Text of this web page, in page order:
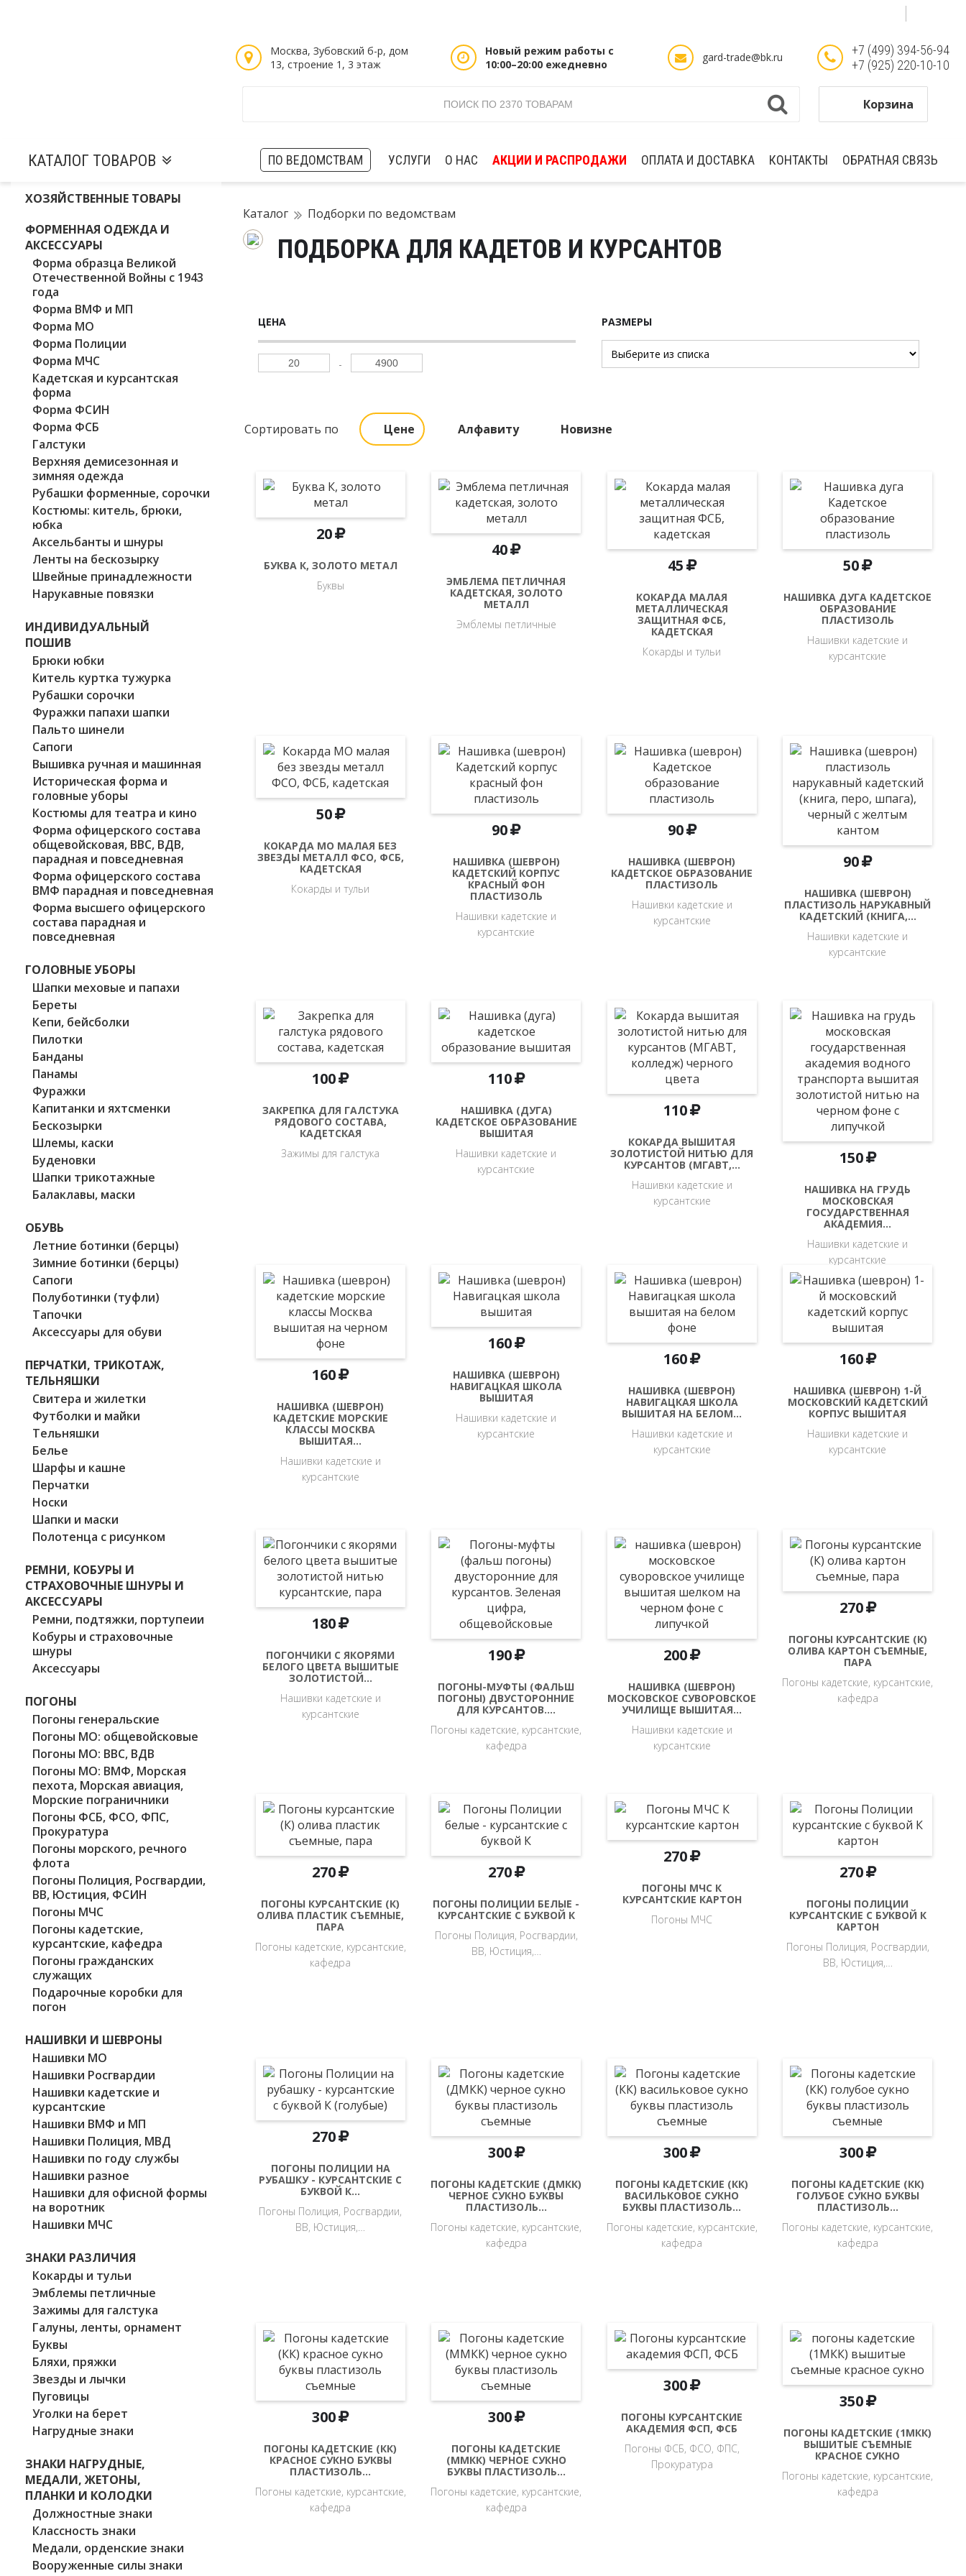
Москва, Зубовский б-р, дом
13, строение 1, 3 этаж
Новый режим работы с
10:00–20:00 ежедневно
gard-trade@bk.ru
+7 (499) 394-56-94
+7 (925) 220-10-10
Корзина
ПО ВЕДОМСТВАМ УСЛУГИ О НАС АКЦИИ И РАСПРОДАЖИ ОПЛАТА И ДОСТАВКА КОНТАКТЫ ОБРАТНАЯ СВЯЗЬ
КАТАЛОГ ТОВАРОВ
ХОЗЯЙСТВЕННЫЕ ТОВАРЫ
ФОРМЕННАЯ ОДЕЖДА И
АКСЕССУАРЫ
Форма образца Великой
Отечественной Войны с 1943
года
Форма ВМФ и МП
Форма МО
Форма Полиции
Форма МЧС
Кадетская и курсантская
форма
Форма ФСИН
Форма ФСБ
Галстуки
Верхняя демисезонная и
зимняя одежда
Рубашки форменные, сорочки
Костюмы: китель, брюки,
юбка
Аксельбанты и шнуры
Ленты на бескозырку
Швейные принадлежности
Нарукавные повязки
ИНДИВИДУАЛЬНЫЙ
ПОШИВ
Брюки юбки
Китель куртка тужурка
Рубашки сорочки
Фуражки папахи шапки
Пальто шинели
Сапоги
Вышивка ручная и машинная
Историческая форма и
головные уборы
Костюмы для театра и кино
Форма офицерского состава
общевойсковая, ВВС, ВДВ,
парадная и повседневная
Форма офицерского состава
ВМФ парадная и повседневная
Форма высшего офицерского
состава парадная и
повседневная
ГОЛОВНЫЕ УБОРЫ
Шапки меховые и папахи
Береты
Кепи, бейсболки
Пилотки
Банданы
Панамы
Фуражки
Капитанки и яхтсменки
Бескозырки
Шлемы, каски
Буденовки
Шапки трикотажные
Балаклавы, маски
ОБУВЬ
Летние ботинки (берцы)
Зимние ботинки (берцы)
Сапоги
Полуботинки (туфли)
Тапочки
Аксессуары для обуви
ПЕРЧАТКИ, ТРИКОТАЖ,
ТЕЛЬНЯШКИ
Свитера и жилетки
Футболки и майки
Тельняшки
Белье
Шарфы и кашне
Перчатки
Носки
Шапки и маски
Полотенца с рисунком
РЕМНИ, КОБУРЫ И
СТРАХОВОЧНЫЕ ШНУРЫ И
АКСЕССУАРЫ
Ремни, подтяжки, портупеии
Кобуры и страховочные
шнуры
Аксессуары
ПОГОНЫ
Погоны генеральские
Погоны МО: общевойсковые
Погоны МО: ВВС, ВДВ
Погоны МО: ВМФ, Морская
пехота, Морская авиация,
Морские пограничники
Погоны ФСБ, ФСО, ФПС,
Прокуратура
Погоны морского, речного
флота
Погоны Полиция, Росгвардии,
ВВ, Юстиция, ФСИН
Погоны МЧС
Погоны кадетские,
курсантские, кафедра
Погоны гражданских
служащих
Подарочные коробки для
погон
НАШИВКИ И ШЕВРОНЫ
Нашивки МО
Нашивки Росгвардии
Нашивки кадетские и
курсантские
Нашивки ВМФ и МП
Нашивки Полиция, МВД
Нашивки по году службы
Нашивки разное
Нашивки для офисной формы
на воротник
Нашивки МЧС
ЗНАКИ РАЗЛИЧИЯ
Кокарды и тульи
Эмблемы петличные
Зажимы для галстука
Галуны, ленты, орнамент
Буквы
Бляхи, пряжки
Звезды и лычки
Пуговицы
Уголки на берет
Нагрудные знаки
ЗНАКИ НАГРУДНЫЕ,
МЕДАЛИ, ЖЕТОНЫ,
ПЛАНКИ И КОЛОДКИ
Должностные знаки
Классность знаки
Медали, орденские знаки
Вооруженные силы знаки
Каталог Подборки по ведомствам
ПОДБОРКА ДЛЯ КАДЕТОВ И КУРСАНТОВ
ЦЕНА РАЗМЕРЫ
Сортировать по Цене Алфавиту Новизне
20
БУКВА К, ЗОЛОТО МЕТАЛ
Буквы
40
ЭМБЛЕМА ПЕТЛИЧНАЯ
КАДЕТСКАЯ, ЗОЛОТО
МЕТАЛЛ
Эмблемы петличные
45
КОКАРДА МАЛАЯ
МЕТАЛЛИЧЕСКАЯ
ЗАЩИТНАЯ ФСБ,
КАДЕТСКАЯ
Кокарды и тульи
50
НАШИВКА ДУГА КАДЕТСКОЕ
ОБРАЗОВАНИЕ
ПЛАСТИЗОЛЬ
Нашивки кадетские и
курсантские
50
КОКАРДА МО МАЛАЯ БЕЗ
ЗВЕЗДЫ МЕТАЛЛ ФСО, ФСБ,
КАДЕТСКАЯ
Кокарды и тульи
90
НАШИВКА (ШЕВРОН)
КАДЕТСКИЙ КОРПУС
КРАСНЫЙ ФОН
ПЛАСТИЗОЛЬ
Нашивки кадетские и
курсантские
90
НАШИВКА (ШЕВРОН)
КАДЕТСКОЕ ОБРАЗОВАНИЕ
ПЛАСТИЗОЛЬ
Нашивки кадетские и
курсантские
90
НАШИВКА (ШЕВРОН)
ПЛАСТИЗОЛЬ НАРУКАВНЫЙ
КАДЕТСКИЙ (КНИГА,…
Нашивки кадетские и
курсантские
100
ЗАКРЕПКА ДЛЯ ГАЛСТУКА
РЯДОВОГО СОСТАВА,
КАДЕТСКАЯ
Зажимы для галстука
110
НАШИВКА (ДУГА)
КАДЕТСКОЕ ОБРАЗОВАНИЕ
ВЫШИТАЯ
Нашивки кадетские и
курсантские
110
КОКАРДА ВЫШИТАЯ
ЗОЛОТИСТОЙ НИТЬЮ ДЛЯ
КУРСАНТОВ (МГАВТ,…
Нашивки кадетские и
курсантские
150
НАШИВКА НА ГРУДЬ
МОСКОВСКАЯ
ГОСУДАРСТВЕННАЯ
АКАДЕМИЯ…
Нашивки кадетские и
курсантские
160
НАШИВКА (ШЕВРОН)
КАДЕТСКИЕ МОРСКИЕ
КЛАССЫ МОСКВА
ВЫШИТАЯ…
Нашивки кадетские и
курсантские
160
НАШИВКА (ШЕВРОН)
НАВИГАЦКАЯ ШКОЛА
ВЫШИТАЯ
Нашивки кадетские и
курсантские
160
НАШИВКА (ШЕВРОН)
НАВИГАЦКАЯ ШКОЛА
ВЫШИТАЯ НА БЕЛОМ…
Нашивки кадетские и
курсантские
160
НАШИВКА (ШЕВРОН) 1-Й
МОСКОВСКИЙ КАДЕТСКИЙ
КОРПУС ВЫШИТАЯ
Нашивки кадетские и
курсантские
180
ПОГОНЧИКИ С ЯКОРЯМИ
БЕЛОГО ЦВЕТА ВЫШИТЫЕ
ЗОЛОТИСТОЙ…
Нашивки кадетские и
курсантские
190
ПОГОНЫ-МУФТЫ (ФАЛЬШ
ПОГОНЫ) ДВУСТОРОННИЕ
ДЛЯ КУРСАНТОВ.…
Погоны кадетские, курсантские,
кафедра
200
НАШИВКА (ШЕВРОН)
МОСКОВСКОЕ СУВОРОВСКОЕ
УЧИЛИЩЕ ВЫШИТАЯ…
Нашивки кадетские и
курсантские
270
ПОГОНЫ КУРСАНТСКИЕ (К)
ОЛИВА КАРТОН СЪЕМНЫЕ,
ПАРА
Погоны кадетские, курсантские,
кафедра
270
ПОГОНЫ КУРСАНТСКИЕ (К)
ОЛИВА ПЛАСТИК СЪЕМНЫЕ,
ПАРА
Погоны кадетские, курсантские,
кафедра
270
ПОГОНЫ ПОЛИЦИИ БЕЛЫЕ -
КУРСАНТСКИЕ С БУКВОЙ К
Погоны Полиция, Росгвардии,
ВВ, Юстиция,…
270
ПОГОНЫ МЧС К
КУРСАНТСКИЕ КАРТОН
Погоны МЧС
270
ПОГОНЫ ПОЛИЦИИ
КУРСАНТСКИЕ С БУКВОЙ К
КАРТОН
Погоны Полиция, Росгвардии,
ВВ, Юстиция,…
270
ПОГОНЫ ПОЛИЦИИ НА
РУБАШКУ - КУРСАНТСКИЕ С
БУКВОЙ К…
Погоны Полиция, Росгвардии,
ВВ, Юстиция,…
300
ПОГОНЫ КАДЕТСКИЕ (ДМКК)
ЧЕРНОЕ СУКНО БУКВЫ
ПЛАСТИЗОЛЬ…
Погоны кадетские, курсантские,
кафедра
300
ПОГОНЫ КАДЕТСКИЕ (КК)
ВАСИЛЬКОВОЕ СУКНО
БУКВЫ ПЛАСТИЗОЛЬ…
Погоны кадетские, курсантские,
кафедра
300
ПОГОНЫ КАДЕТСКИЕ (КК)
ГОЛУБОЕ СУКНО БУКВЫ
ПЛАСТИЗОЛЬ…
Погоны кадетские, курсантские,
кафедра
300
ПОГОНЫ КАДЕТСКИЕ (КК)
КРАСНОЕ СУКНО БУКВЫ
ПЛАСТИЗОЛЬ…
Погоны кадетские, курсантские,
кафедра
300
ПОГОНЫ КАДЕТСКИЕ
(ММКК) ЧЕРНОЕ СУКНО
БУКВЫ ПЛАСТИЗОЛЬ…
Погоны кадетские, курсантские,
кафедра
300
ПОГОНЫ КУРСАНТСКИЕ
АКАДЕМИЯ ФСП, ФСБ
Погоны ФСБ, ФСО, ФПС,
Прокуратура
350
ПОГОНЫ КАДЕТСКИЕ (1МКК)
ВЫШИТЫЕ СЪЕМНЫЕ
КРАСНОЕ СУКНО
Погоны кадетские, курсантские,
кафедра